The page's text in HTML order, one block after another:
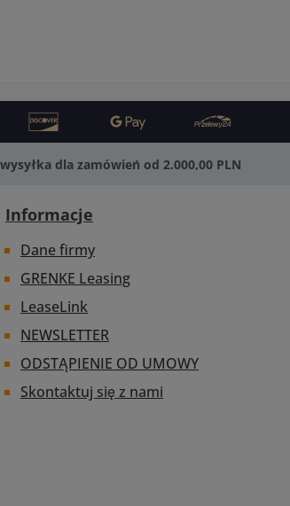
dla zamówień od 2.000,00 PLN
Informacje
Dane firmy
GRENKE Leasing
LeaseLink
NEWSLETTER
ODSTĄPIENIE OD UMOWY
Skontaktuj się z nami